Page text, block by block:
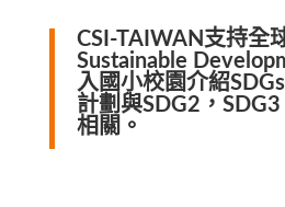
CSI-TAIWAN支持全
Sustainable
入國小校園介紹
計劃與SDG2，
相關。